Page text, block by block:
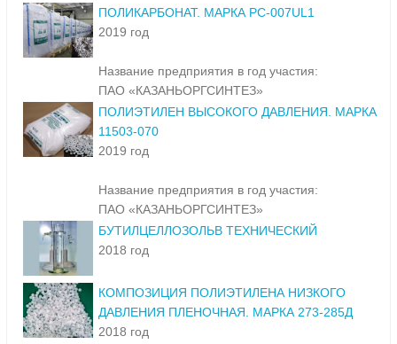
ПОЛИКАРБОНАТ. МАРКА PC-007UL1
2019 год
Название предприятия в год участия:
ПАО «КАЗАНЬОРГСИНТЕЗ»
ПОЛИЭТИЛЕН ВЫСОКОГО ДАВЛЕНИЯ. МАРКА
11503-070
2019 год
Название предприятия в год участия:
ПАО «КАЗАНЬОРГСИНТЕЗ»
БУТИЛЦЕЛЛОЗОЛЬВ ТЕХНИЧЕСКИЙ
2018 год
КОМПОЗИЦИЯ ПОЛИЭТИЛЕНА НИЗКОГО
ДАВЛЕНИЯ ПЛЕНОЧНАЯ. МАРКА 273-285Д
2018 год